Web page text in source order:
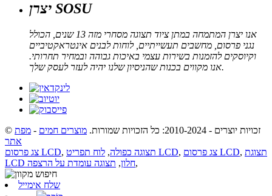
יצרן SOSU
אנו יצרן המתמחה במתן ציוד תצוגה מסחרי מזה 13 שנים, הכולל
נגני פרסום, מחשבים תעשייתיים, לוחות לבנים אינטראקטיביים
וקיוסקים להזמנות בשירות עצמי באיכות גבוהה ובמחיר תחרותי.
אנו מקווים בכנות שהניסיון שלנו יהיה לעזר לעסק שלך.
© זכויות יוצרים - 2010-2024: כל הזכויות שמורות. מוצרים חמים - מפת
אתר
צג פרסום LCD, תצוגה כפולה, לוח תפריט LCD, צג פרסום LCD, תצוגת
LCD חלון, תצוגה עומדת על הרצפה ,
שלח אימייל